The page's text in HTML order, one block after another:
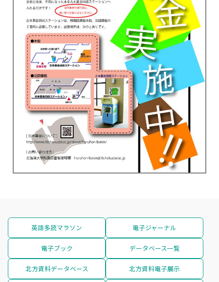
英語多読マラソン 電子ジャーナル
電子ブック データベース一覧
北方資料データベース 北方資料電子展示